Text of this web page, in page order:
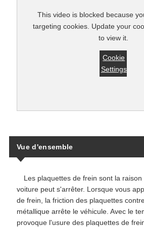
This video is blocked because
targeting cookies. Update your cookie preferences
to view it.
Cookie
Settings
Vue d'ensemble
Les plaquettes de frein sont la
voiture peut s'arrêter. Lorsque vous
de frein, la friction des plaquettes
métallique arrête le véhicule. Avec le
provoque l'usure des plaquettes de